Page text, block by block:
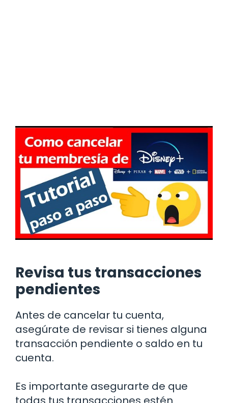
Revisa tus transacciones
pendientes
Antes de cancelar tu cuenta,
asegúrate de revisar si tienes alguna
transacción pendiente o saldo en tu
cuenta.
Es importante asegurarte de que